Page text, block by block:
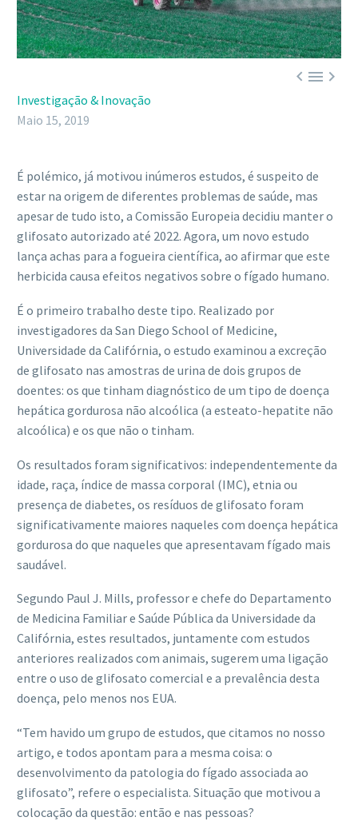

Investigação & Inovação
Maio 15, 2019
É polémico, já motivou inúmeros estudos, é suspeito de
estar na origem de diferentes problemas de saúde, mas
apesar de tudo isto, a Comissão Europeia decidiu manter o
glifosato autorizado até 2022. Agora, um novo estudo
lança achas para a fogueira científica, ao afirmar que este
herbicida causa efeitos negativos sobre o fígado humano.
É o primeiro trabalho deste tipo. Realizado por
investigadores da San Diego School of Medicine,
Universidade da Califórnia, o estudo examinou a excreção
de glifosato nas amostras de urina de dois grupos de
doentes: os que tinham diagnóstico de um tipo de doença
hepática gordurosa não alcoólica (a esteato-hepatite não
alcoólica) e os que não o tinham.
Os resultados foram significativos: independentemente da
idade, raça, índice de massa corporal (IMC), etnia ou
presença de diabetes, os resíduos de glifosato foram
significativamente maiores naqueles com doença hepática
gordurosa do que naqueles que apresentavam fígado mais
saudável.
Segundo Paul J. Mills, professor e chefe do Departamento
de Medicina Familiar e Saúde Pública da Universidade da
Califórnia, estes resultados, juntamente com estudos
anteriores realizados com animais, sugerem uma ligação
entre o uso de glifosato comercial e a prevalência desta
doença, pelo menos nos EUA.
“Tem havido um grupo de estudos, que citamos no nosso
artigo, e todos apontam para a mesma coisa: o
desenvolvimento da patologia do fígado associada ao
glifosato”, refere o especialista. Situação que motivou a
colocação da questão: então e nas pessoas?